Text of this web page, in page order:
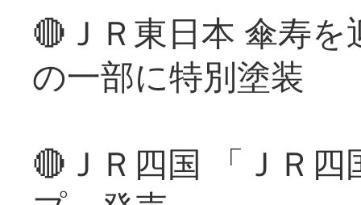
🔴ＪＲ東日本 傘寿
の一部に特別塗装
🔴ＪＲ四国 「ＪＲ